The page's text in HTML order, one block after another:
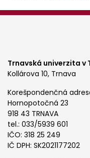
Trnavská univerzita v
Kollárova 10, Trnava
Korešpondenčná
Hornopotočná 23
918 43 TRNAVA
tel.: 033/5939 601
IČO: 318 25 249
IČ DPH: SK2021177202